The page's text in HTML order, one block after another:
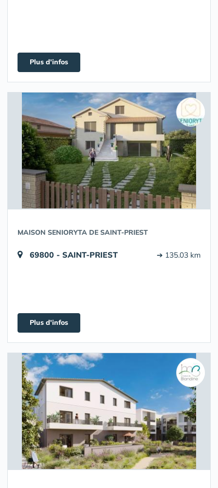
Plus d'infos
MAISON SENIORYTA DE SAINT-PRIEST
69800 - SAINT-PRIEST ➔ 135.03 km
Plus d'infos